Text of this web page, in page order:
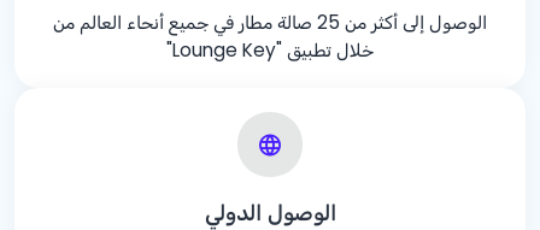
الوصول إلى أكثر من 25 صالة مطار في جميع أنحاء العالم من
خلال تطبيق "Lounge Key"
الوصول الدولي